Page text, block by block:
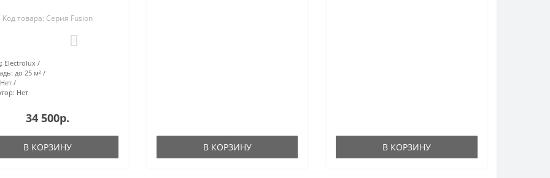
Код товара: Серия Fusion
Electrolux
до 25 м²
Нет
Нет
34 500р.
В КОРЗИНУ В КОРЗИНУ В КОРЗИНУ